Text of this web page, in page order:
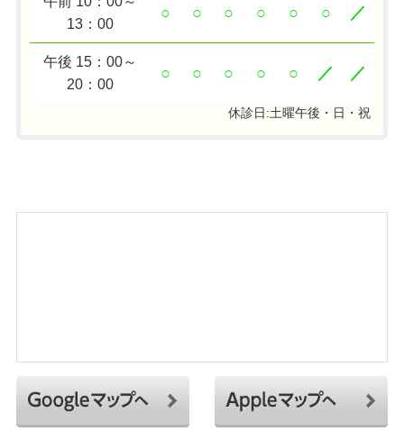
13：00
○ ○ ○ ○ ○ ○ ／
午後 15：00～
20：00
○ ○ ○ ○ ○ ／ ／
休診日:土曜午後・日・祝